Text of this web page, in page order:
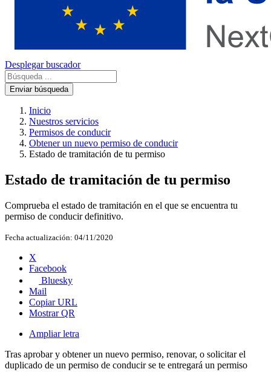
Desplegar buscador
Enviar búsqueda
Inicio
Nuestros servicios
Permisos de conducir
Obtener un nuevo permiso de conducir
Estado de tramitación de tu permiso
Estado de tramitación de tu permiso
Comprueba el estado de tramitación en el que se encuentra tu
permiso de conducir definitivo.
Fecha actualización: 04/11/2020
X
Facebook
Bluesky
Mail
Copiar URL
Mostrar QR
Ampliar letra
Tras aprobar y obtener un nuevo permiso, renovar, o solicitar el
duplicado de un permiso de conducir se te entregará un permiso